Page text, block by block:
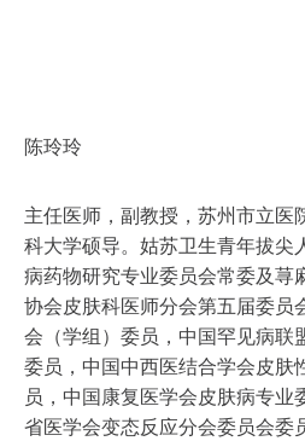
陈玲玲
主任医师，副教授，苏州市立医
科大学硕导。姑苏卫生青年拔尖
病药物研究专业委员会常委及荨
协会皮肤科医师分会第五届委员
会（学组）委员，中国罕见病联
委员，中国中西医结合学会皮肤
员，中国康复医学会皮肤病专业
省医学会变态反应分会委员会委